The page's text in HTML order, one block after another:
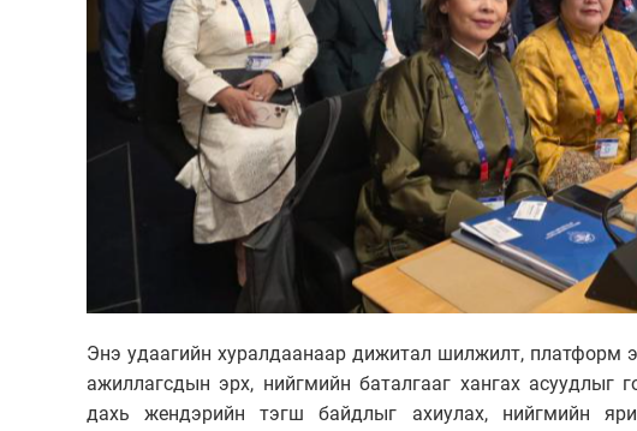
Энэ удаагийн хуралдаанаар дижитал шилжилт, платформ
ажиллагсдын эрх, нийгмийн баталгааг хангах
дахь жендэрийн тэгш байдлыг ахиулах, нийгмийн